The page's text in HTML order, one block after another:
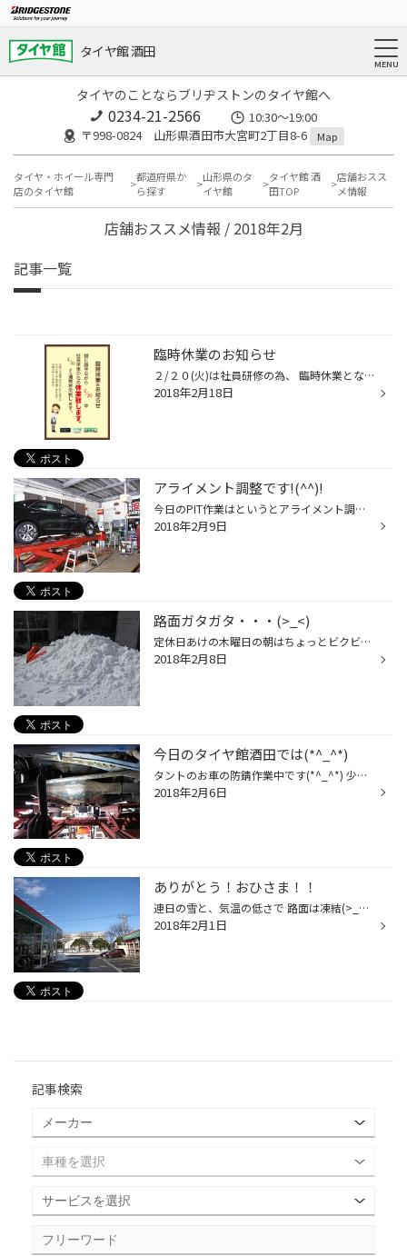
タイヤ館 酒田
タイヤのことならブリヂストンのタイヤ館へ
0234-21-2566
10:30～19:00
〒998-0824 山形県酒田市大宮町2丁目8-6
Map
タイヤ・ホイール専門
店のタイヤ館
都道府県か
ら探す
山形県のタ
イヤ館
タイヤ館 酒
田TOP
店舗おスス
メ情報
店舗おススメ情報 / 2018年2月
記事一覧
臨時休業のお知らせ
２/２０(火)は社員研修の為、 臨時休業となります。 翌水曜日は定休日の為 ２日間の休業となります。 ２２日以降、２月は休まず営業致しますので 是非ご来店お待ちしております(*^_^*)
2018年2月18日
アライメント調整です!(^^)!
今日のPIT作業はというとアライメント調整！！ 今回は足回り交換後の調整です。 この冬は雪の影響が結構あり、 雪の山にぶつかったかなぁ～と思いきや縁石だった・・・(>_<) ということや、 深く掘られてしまった道路でガタ～んと衝撃が凄かった！などなど お車の足回りへの影響が大きい方も多いよ...
2018年2月9日
路面ガタガタ・・・(>_<)
定休日あけの木曜日の朝はちょっとビクビクしながら 出勤します(>_<)なぜなら・・・ お店の駐車場にどのくらい雪が積もっているかが 怖いから！！！ さいとうの自宅は酒田市ではないので酒田よりも雪が多いんです(-_-;) 定休日中にどのくらい降っているのか分からないので さいとうの家と同じくらい...
2018年2月8日
今日のタイヤ館酒田では(*^_^*)
タントのお車の防錆作業中です(*^_^*) 少し下廻りのサビが進行していましたので 今回は黒塗装にしました！！ 普段から庄内では潮風の影響がありますが 今年は毎日雪が降ることもあって 融雪剤の影響も・・・・・ さいとうが普段帰宅する時は夜なので 暗くてあまり見えませんでしたが 先日は融雪剤が...
2018年2月6日
ありがとう！おひさま！！
連日の雪と、気温の低さで 路面は凍結(>_<) お店の駐車場もアイススケート場のように輝いていました・・ しか～し！本日２月のスタートの一日は 晴れ～！！！です。 最近ずっと寒かったので、日がさしているだけで 暖かいような気さえしてくる(*^_^*) ここぞと武田君と阪口君が駐車場の氷を砕いてい...
2018年2月1日
記事検索